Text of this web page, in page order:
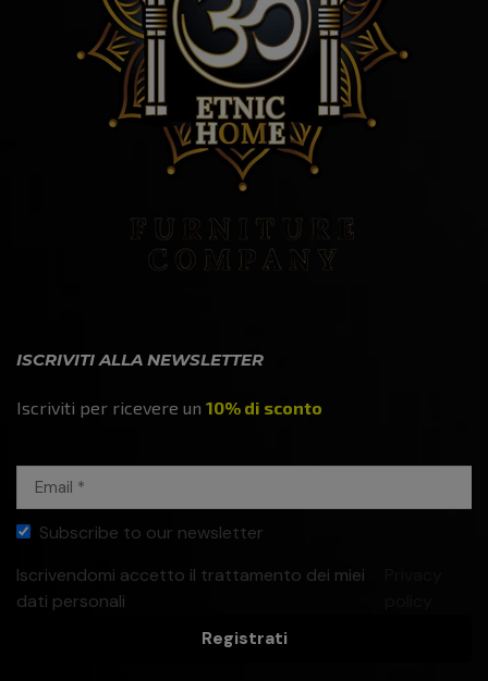
ISCRIVITI ALLA NEWSLETTER
Iscriviti per ricevere un 10% di sconto
Subscribe to our newsletter
Iscrivendomi accetto il trattamento dei miei
dati personali
Registrati